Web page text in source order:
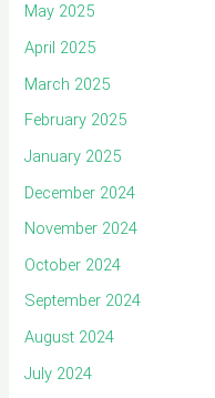
May 2025
April 2025
March 2025
February 2025
January 2025
December 2024
November 2024
October 2024
September 2024
August 2024
July 2024